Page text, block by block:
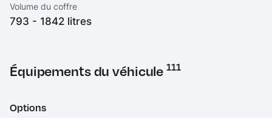
Volume du coffre
793 - 1842 litres
Équipements du véhicule 111
Options